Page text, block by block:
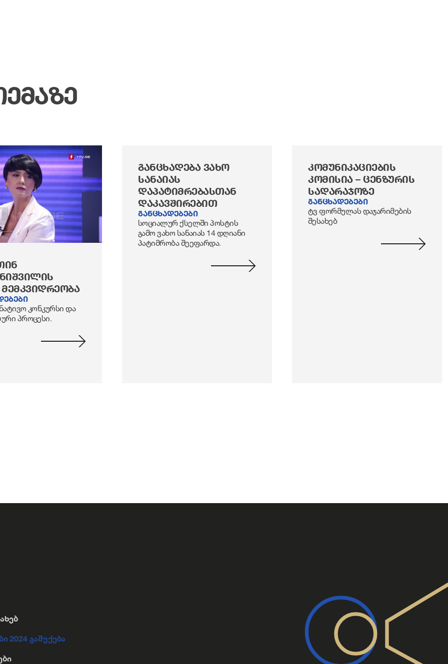
ᲛᲔᲛᲙᲕᲘᲓᲠᲔᲝᲑᲐ
კონკურსი და
პროცესი.
ᲒᲐᲜᲪᲮᲐᲓᲔᲑᲐ ᲕᲐᲮᲝ
ᲡᲐᲜᲐᲘᲐᲡ
ᲓᲐᲞᲐᲢᲘᲛᲠᲔᲑᲐᲡᲗᲐᲜ
ᲓᲐᲙᲐᲕᲨᲘᲠᲔᲑᲘᲗ
განცხადებები
სოციალურ ქსელში პოსტის
გამო ვახო სანაიას 14 დღიანი
პატიმრობა შეეფარდა.
ᲙᲝᲛᲣᲜᲘᲙᲐᲪᲘᲔᲑᲘᲡ
ᲙᲝᲛᲘᲡᲘᲐ – ᲪᲔᲜᲖᲣᲠᲘᲡ
ᲡᲐᲓᲐᲠᲐᲯᲝᲖᲔ
განცხადებები
ტვ ფორმულას დაჯარიმების
შესახებ
2024 გაშუქება